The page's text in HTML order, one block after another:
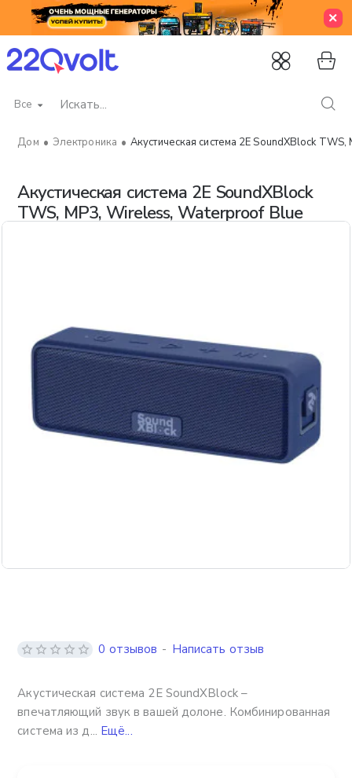
Все
Искать...
Акустическая система 2E SoundXBlock
TWS, MP3, Wireless, Waterproof Blue
Электроника Акустическая система 2E SoundXBlock
Акустическая система 2E SoundXBlock –
впечатляющий звук в вашей долоне. Комбинированная
система из д... Ещё...
0 отзывов - Написать отзыв